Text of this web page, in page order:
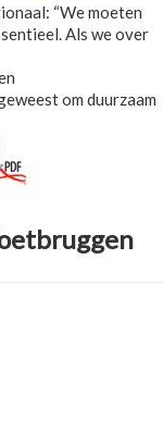
“We moeten
Als we over
om duurzaam